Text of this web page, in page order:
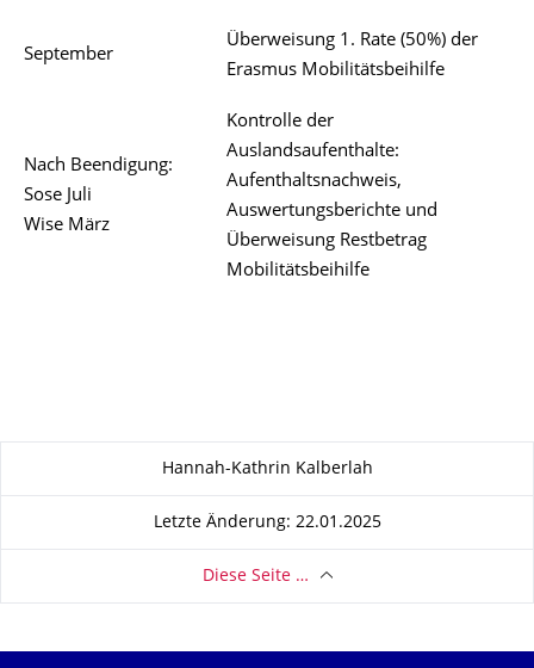
September
Überweisung 1. Rate (50%) der
Erasmus Mobilitätsbeihilfe
Nach Beendigung:
Sose Juli
Wise März
Kontrolle der
Auslandsaufenthalte:
Aufenthaltsnachweis,
Auswertungsberichte und
Überweisung Restbetrag
Mobilitätsbeihilfe
Zu dieser SeiteHannah-Kathrin Kalberlah
Letzte Änderung: 22.01.2025
Diese Seite …